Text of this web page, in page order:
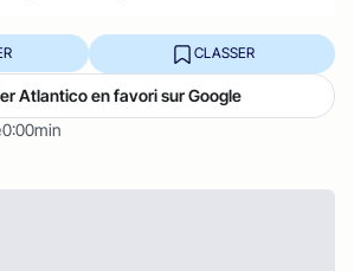
0:00min
CLASSER
Atlantico en favori sur Google